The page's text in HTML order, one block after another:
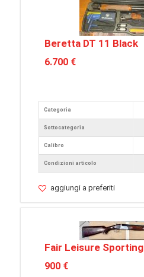
Beretta DT 11 Black
6.700 €
Categoria
Sottocategoria
Calibro
Condizioni articolo
aggiungi a preferiti
Fair Leisure Sporting
900 €